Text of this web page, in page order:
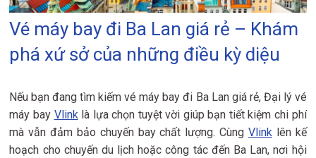
Vé máy bay đi Ba Lan giá rẻ – Khám
phá xứ sở của những điều kỳ diệu
Nếu bạn đang tìm kiếm vé máy bay đi Ba Lan giá rẻ, Đại lý vé
máy bay Vlinklà lựa chọn tuyệt vời giúp bạn tiết kiệm chi phí
mà vẫn đảm bảo chuyến bay chất lượng. Cùng Vlinklên kế
hoạch cho chuyến du lịch hoặc công tác đến Ba Lan, nơi hội